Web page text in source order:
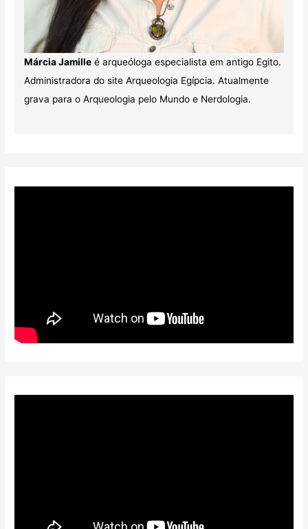
Márcia Jamilleé arqueóloga especialista em antigo Egito.
Administradora do site Arqueologia Egípcia. Atualmente
grava para o Arqueologia pelo Mundo e Nerdologia.